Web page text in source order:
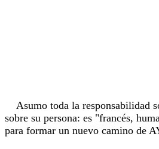
Asumo toda la responsabilidad
sobre su persona: es "francés,
para formar un nuevo camino de